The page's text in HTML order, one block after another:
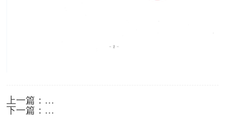
上一篇：
吉林省建设工程招标投标协会关于举办“规范招标
下一篇：